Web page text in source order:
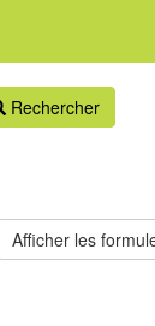
Rechercher